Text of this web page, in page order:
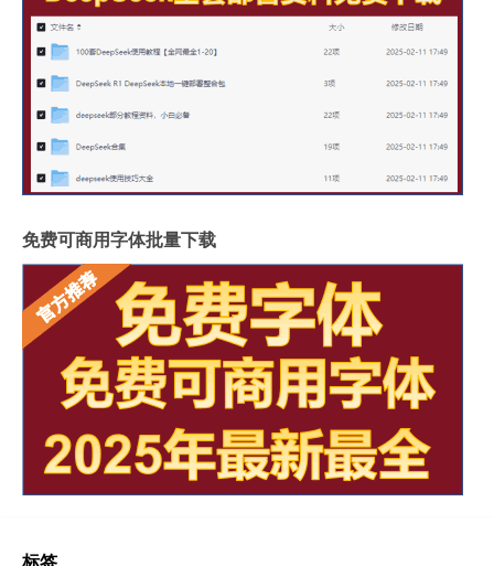
免费可商用字体批量下载
标签